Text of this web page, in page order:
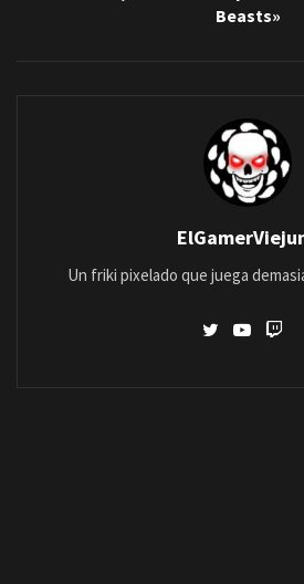
Beasts»
Un friki pixelado que juega